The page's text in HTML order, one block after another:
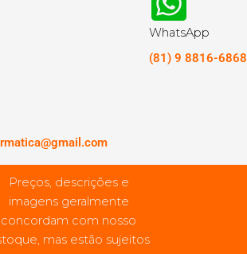
WhatsApp
(81) 9 8816-6868
Preços, descrições e
imagens geralmente
concordam com nosso
mas estão sujeitos